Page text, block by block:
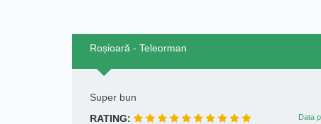
Roșioară - Teleorman
Super bun
RATING:
Data